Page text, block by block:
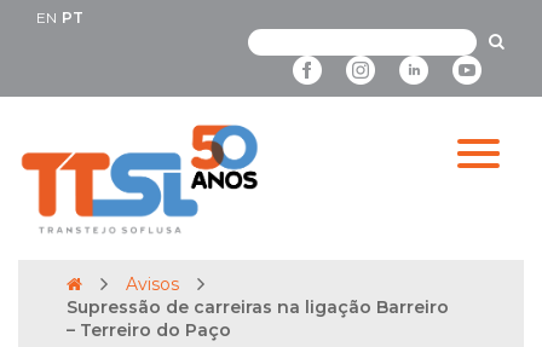
EN PT
Avisos
Supressão de carreiras na ligação Barreiro
– Terreiro do Paço